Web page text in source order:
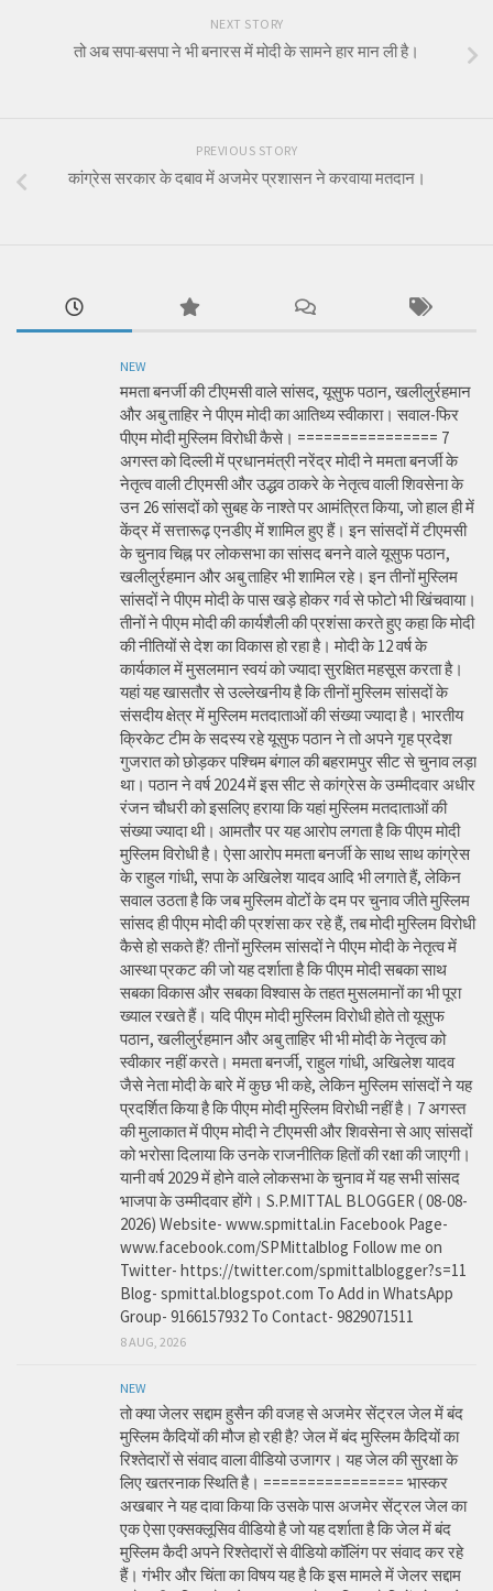
NEXT STORY
तो अब सपा-बसपा ने भी बनारस में मोदी के सामने हार मान ली है।
PREVIOUS STORY
कांग्रेस सरकार के दबाव में अजमेर प्रशासन ने करवाया मतदान।
NEW
ममता बनर्जी की टीएमसी वाले सांसद, यूसुफ पठान, खलीलुर्रहमान
और अबु ताहिर ने पीएम मोदी का आतिथ्य स्वीकारा। सवाल-फिर
पीएम मोदी मुस्लिम विरोधी कैसे। ================ 7
अगस्त को दिल्ली में प्रधानमंत्री नरेंद्र मोदी ने ममता बनर्जी के
नेतृत्व वाली टीएमसी और उद्धव ठाकरे के नेतृत्व वाली शिवसेना के
उन 26 सांसदों को सुबह के नाश्ते पर आमंत्रित किया, जो हाल ही में
केंद्र में सत्तारूढ़ एनडीए में शामिल हुए हैं। इन सांसदों में टीएमसी
के चुनाव चिह्न पर लोकसभा का सांसद बनने वाले यूसुफ पठान,
खलीलुर्रहमान और अबु ताहिर भी शामिल रहे। इन तीनों मुस्लिम
सांसदों ने पीएम मोदी के पास खड़े होकर गर्व से फोटो भी खिंचवाया।
तीनों ने पीएम मोदी की कार्यशैली की प्रशंसा करते हुए कहा कि मोदी
की नीतियों से देश का विकास हो रहा है। मोदी के 12 वर्ष के
कार्यकाल में मुसलमान स्वयं को ज्यादा सुरक्षित महसूस करता है।
यहां यह खासतौर से उल्लेखनीय है कि तीनों मुस्लिम सांसदों के
संसदीय क्षेत्र में मुस्लिम मतदाताओं की संख्या ज्यादा है। भारतीय
क्रिकेट टीम के सदस्य रहे यूसुफ पठान ने तो अपने गृह प्रदेश
गुजरात को छोड़कर पश्चिम बंगाल की बहरामपुर सीट से चुनाव लड़ा
था। पठान ने वर्ष 2024 में इस सीट से कांग्रेस के उम्मीदवार अधीर
रंजन चौधरी को इसलिए हराया कि यहां मुस्लिम मतदाताओं की
संख्या ज्यादा थी। आमतौर पर यह आरोप लगता है कि पीएम मोदी
मुस्लिम विरोधी है। ऐसा आरोप ममता बनर्जी के साथ साथ कांग्रेस
के राहुल गांधी, सपा के अखिलेश यादव आदि भी लगाते हैं, लेकिन
सवाल उठता है कि जब मुस्लिम वोटों के दम पर चुनाव जीते मुस्लिम
सांसद ही पीएम मोदी की प्रशंसा कर रहे हैं, तब मोदी मुस्लिम विरोधी
कैसे हो सकते हैं? तीनों मुस्लिम सांसदों ने पीएम मोदी के नेतृत्व में
आस्था प्रकट की जो यह दर्शाता है कि पीएम मोदी सबका साथ
सबका विकास और सबका विश्वास के तहत मुसलमानों का भी पूरा
ख्याल रखते हैं। यदि पीएम मोदी मुस्लिम विरोधी होते तो यूसुफ
पठान, खलीलुर्रहमान और अबु ताहिर भी भी मोदी के नेतृत्व को
स्वीकार नहीं करते। ममता बनर्जी, राहुल गांधी, अखिलेश यादव
जैसे नेता मोदी के बारे में कुछ भी कहे, लेकिन मुस्लिम सांसदों ने यह
प्रदर्शित किया है कि पीएम मोदी मुस्लिम विरोधी नहीं है। 7 अगस्त
की मुलाकात में पीएम मोदी ने टीएमसी और शिवसेना से आए सांसदों
को भरोसा दिलाया कि उनके राजनीतिक हितों की रक्षा की जाएगी।
यानी वर्ष 2029 में होने वाले लोकसभा के चुनाव में यह सभी सांसद
भाजपा के उम्मीदवार होंगे। S.P.MITTAL BLOGGER ( 08-08-
2026) Website- www.spmittal.in Facebook Page-
www.facebook.com/SPMittalblog Follow me on
Twitter- https://twitter.com/spmittalblogger?s=11
Blog- spmittal.blogspot.com To Add in WhatsApp
Group- 9166157932 To Contact- 9829071511
8 AUG, 2026
NEW
तो क्या जेलर सद्दाम हुसैन की वजह से अजमेर सेंट्रल जेल में बंद
मुस्लिम कैदियों की मौज हो रही है? जेल में बंद मुस्लिम कैदियों का
रिश्तेदारों से संवाद वाला वीडियो उजागर। यह जेल की सुरक्षा के
लिए खतरनाक स्थिति है। ================ भास्कर
अखबार ने यह दावा किया कि उसके पास अजमेर सेंट्रल जेल का
एक ऐसा एक्सक्लूसिव वीडियो है जो यह दर्शाता है कि जेल में बंद
मुस्लिम कैदी अपने रिश्तेदारों से वीडियो कॉलिंग पर संवाद कर रहे
हैं। गंभीर और चिंता का विषय यह है कि इस मामले में जेलर सद्दाम